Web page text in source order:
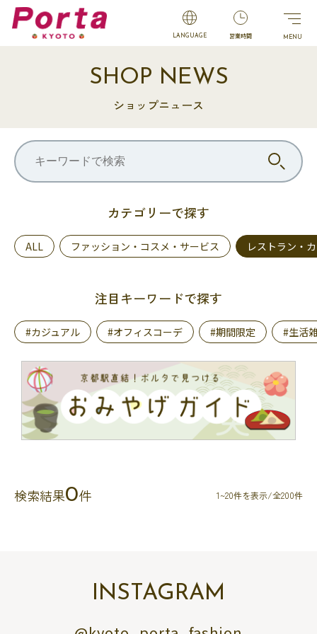
LANGUAGE 営業時間
SHOP NEWS
ショップニュース
カテゴリーで探す
ALL ファッション・コスメ・サービス レストラン・
注目キーワードで探す
#カジュアル #オフィスコーデ #期間限定 #生活
検索結果0件 1~20件を表示/全200件
INSTAGRAM